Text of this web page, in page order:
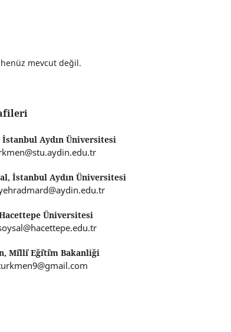
mevcut değil.
İstanbul Aydın Üniversitesi
İstanbul Aydın Üniversitesi
Üniversitesi
Mi̇lli̇ Eği̇ti̇m Bakanliği